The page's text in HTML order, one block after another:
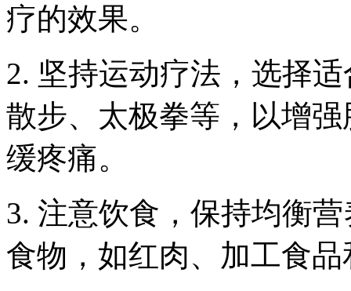
疗的效果。
2. 坚持运动疗法，选择
散步、太极拳等，以增
缓疼痛。
3. 注意饮食，保持均衡
食物，如红肉、加工食